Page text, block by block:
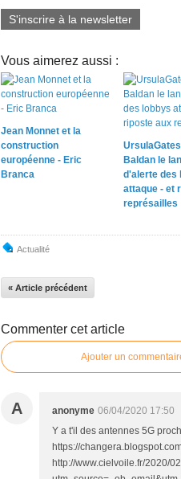
S'inscrire à la newsletter
Vous aimerez aussi :
Jean Monnet et la
construction
européenne - Eric
Branca
Baldan le
d'alerte des
attaque - et
représailles
Actualité
« Article précédent
Commenter cet article
Ajouter un
A anonyme 06/04/2020 17:50
Y a t'il des antennes 5G
https://
http://www.cielvoile.fr/2020/